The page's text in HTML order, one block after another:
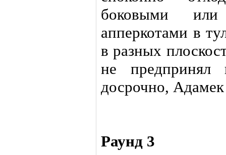
боковыми
апперкотами в
в разных
не предпринял
досрочно,
Раунд 3